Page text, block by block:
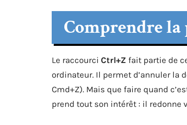
Comprendre
Le raccourci Ctrl+Z fait partie de
ordinateur. Il permet d’annuler la
Cmd+Z). Mais que faire quand
prend tout son intérêt : il redonne